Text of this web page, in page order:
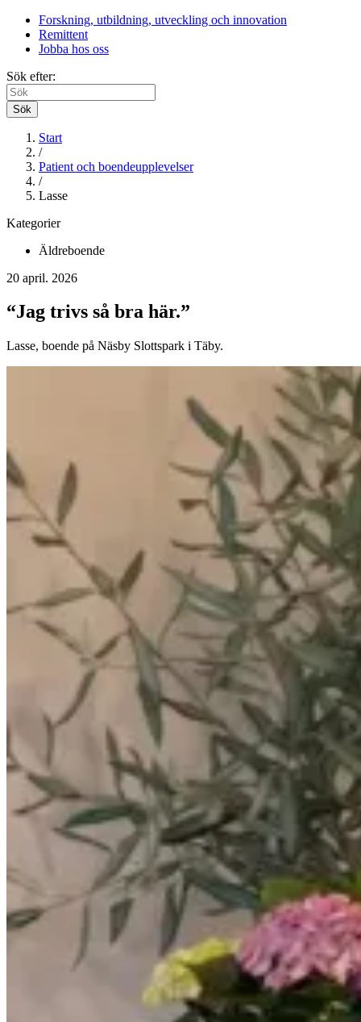
Forskning, utbildning, utveckling och innovation
Remittent
Jobba hos oss
Sök efter:
Sök
Start
/
Patient och boendeupplevelser
/
Lasse
Kategorier
Äldreboende
20 april. 2026
“Jag trivs så bra här.”
Lasse, boende på Näsby Slottspark i Täby.